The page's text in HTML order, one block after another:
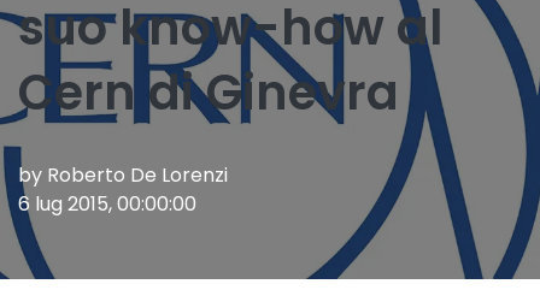
suo know-how al
Cern di Ginevra
by Roberto De Lorenzi
6 lug 2015, 00:00:00